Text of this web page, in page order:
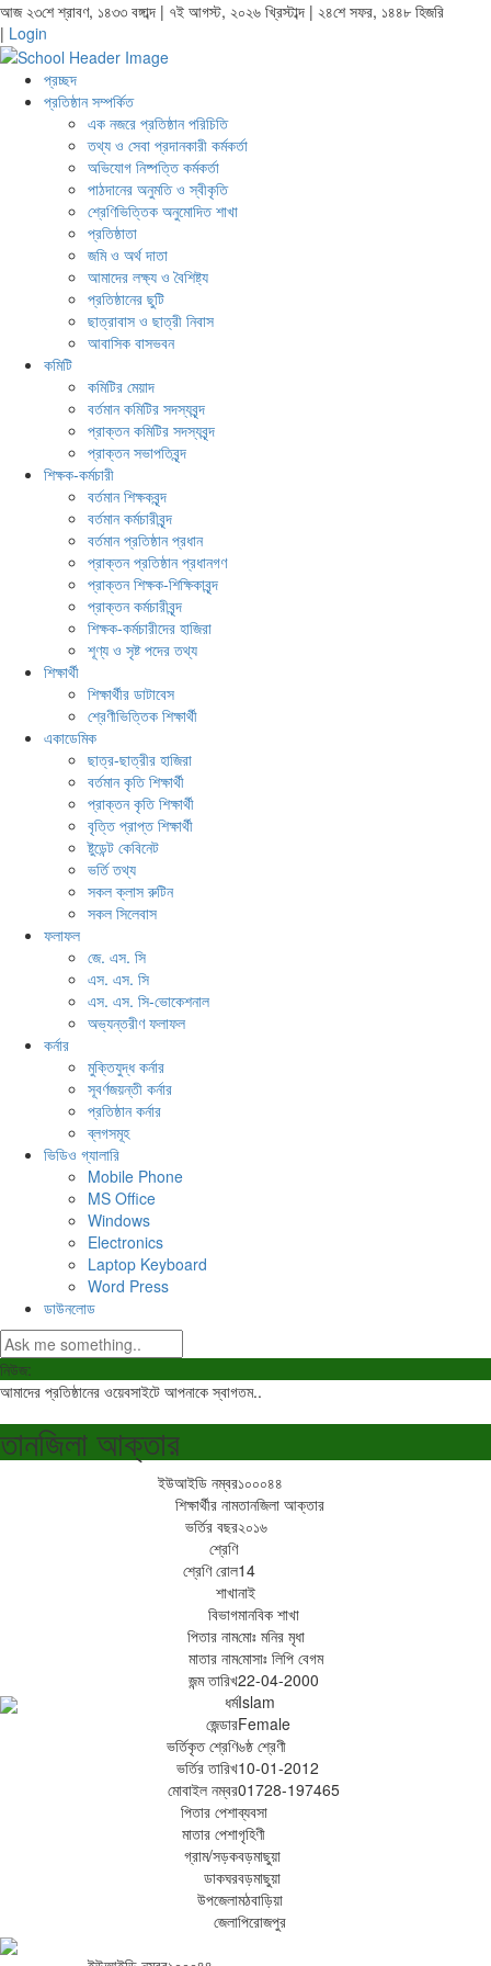
আজ ২৩শে শ্রাবণ, ১৪৩৩ বঙ্গাব্দ | ৭ই আগস্ট, ২০২৬ খ্রিস্টাব্দ | ২৪শে সফর, ১৪৪৮ হিজরি
| Login
প্রচ্ছদ
প্রতিষ্ঠান সম্পর্কিত
এক নজরে প্রতিষ্ঠান পরিচিতি
তথ্য ও সেবা প্রদানকারী কর্মকর্তা
অভিযোগ নিষ্পত্তি কর্মকর্তা
পাঠদানের অনুমতি ও স্বীকৃতি
শ্রেণিভিত্তিক অনুমোদিত শাখা
প্রতিষ্ঠাতা
জমি ও অর্থ দাতা
আমাদের লক্ষ্য ও বৈশিষ্ট্য
প্রতিষ্ঠানের ছুটি
ছাত্রাবাস ও ছাত্রী নিবাস
আবাসিক বাসভবন
কমিটি
কমিটির মেয়াদ
বর্তমান কমিটির সদস্যবৃন্দ
প্রাক্তন কমিটির সদস্যবৃন্দ
প্রাক্তন সভাপতিবৃন্দ
শিক্ষক-কর্মচারী
বর্তমান শিক্ষকবৃন্দ
বর্তমান কর্মচারীবৃন্দ
বর্তমান প্রতিষ্ঠান প্রধান
প্রাক্তন প্রতিষ্ঠান প্রধানগণ
প্রাক্তন শিক্ষক-শিক্ষিকাবৃন্দ
প্রাক্তন কর্মচারীবৃন্দ
শিক্ষক-কর্মচারীদের হাজিরা
শূণ্য ও সৃষ্ট পদের তথ্য
শিক্ষার্থী
শিক্ষার্থীর ডাটাবেস
শ্রেণীভিত্তিক শিক্ষার্থী
একাডেমিক
ছাত্র-ছাত্রীর হাজিরা
বর্তমান কৃতি শিক্ষার্থী
প্রাক্তন কৃতি শিক্ষার্থী
বৃত্তি প্রাপ্ত শিক্ষার্থী
ষ্টুডেন্ট কেবিনেট
ভর্তি তথ্য
সকল ক্লাস রুটিন
সকল সিলেবাস
ফলাফল
জে. এস. সি
এস. এস. সি
এস. এস. সি-ভোকেশনাল
অভ্যন্তরীণ ফলাফল
কর্নার
মুক্তিযুদ্ধ কর্নার
সূবর্ণজয়ন্তী কর্নার
প্রতিষ্ঠান কর্নার
ব্লগসমূহ
ভিডিও গ্যালারি
Mobile Phone
MS Office
Windows
Electronics
Laptop Keyboard
Word Press
ডাউনলোড
নিউজ:
আমাদের প্রতিষ্ঠানের ওয়েবসাইটে আপনাকে স্বাগতম..
তানজিলা আক্তার
ইউআইডি নম্বর১০০০৪৪
শিক্ষার্থীর নামতানজিলা আক্তার
ভর্তির বছর২০১৬
শ্রেণি
শ্রেণি রোল14
শাখানাই
বিভাগমানবিক শাখা
পিতার নামমোঃ মনির মৃধা
মাতার নামমোসাঃ লিপি বেগম
জন্ম তারিখ22-04-2000
ধর্মIslam
জেন্ডারFemale
ভর্তিকৃত শ্রেণি৬ষ্ঠ শ্রেণী
ভর্তির তারিখ10-01-2012
মোবাইল নম্বর01728-197465
পিতার পেশাব্যবসা
মাতার পেশাগৃহিণী
গ্রাম/সড়কবড়মাছুয়া
ডাকঘরবড়মাছুয়া
উপজেলামঠবাড়িয়া
জেলাপিরোজপুর